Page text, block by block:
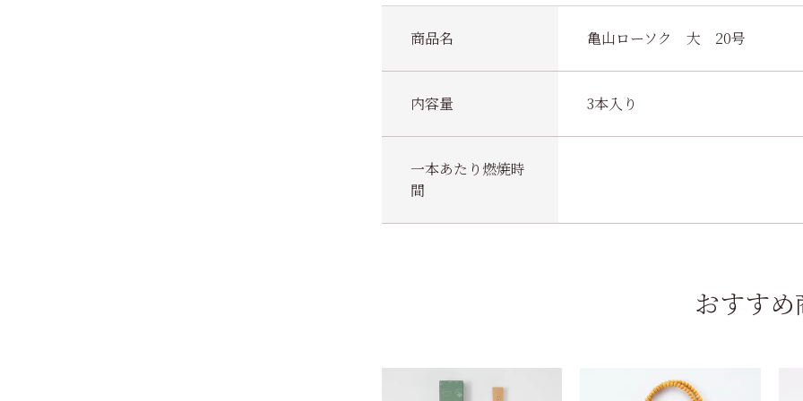
商品名 亀山ローソク 大 20号
内容量 3本入り
一本あたり燃焼時
間
おすす